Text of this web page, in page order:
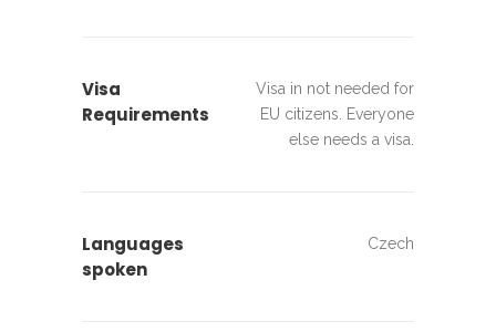
Visa
Requirements
Visa in not needed for
EU citizens. Everyone
else needs a visa.
Languages
spoken
Czech